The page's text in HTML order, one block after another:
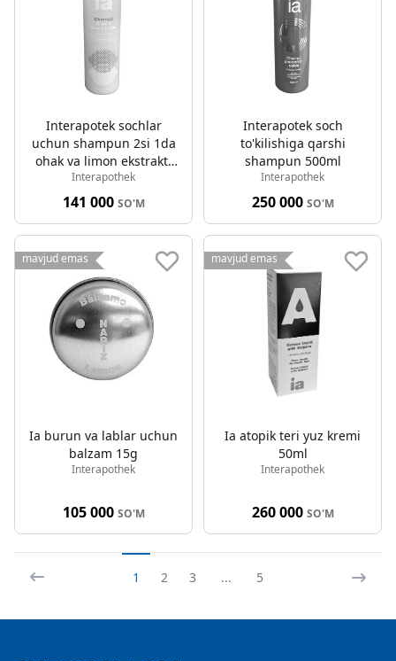
Interapotek sochlar
uchun shampun 2si 1da
ohak va limon ekstrakti
500ml
Interapothek
141 000 SO'M
Interapotek soch
to'kilishiga qarshi
shampun 500ml
Interapothek
250 000 SO'M
mavjud emas
Ia burun va lablar uchun
balzam 15g
Interapothek
105 000 SO'M
mavjud emas
Ia atopik teri yuz kremi
50ml
Interapothek
260 000 SO'M
1 2 3 ... 5